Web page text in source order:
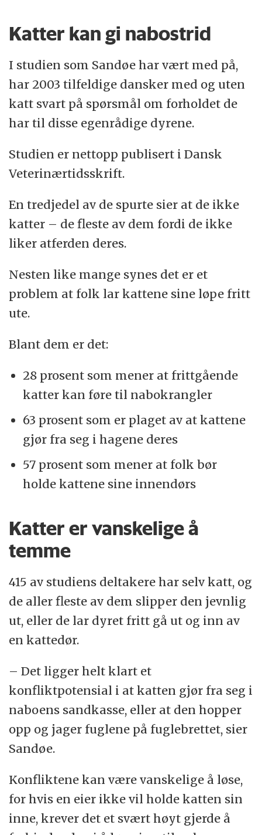
Katter kan gi nabostrid
I studien som Sandøe har vært med på,
har 2003 tilfeldige dansker med og uten
katt svart på spørsmål om forholdet de
har til disse egenrådige dyrene.
Studien er nettopp publisert i Dansk
Veterinærtidsskrift.
En tredjedel av de spurte sier at de ikke
katter – de fleste av dem fordi de ikke
liker atferden deres.
Nesten like mange synes det er et
problem at folk lar kattene sine løpe fritt
ute.
Blant dem er det:
28 prosent som mener at frittgående
katter kan føre til nabokrangler
63 prosent som er plaget av at kattene
gjør fra seg i hagene deres
57 prosent som mener at folk bør
holde kattene sine innendørs
Katter er vanskelige å
temme
415 av studiens deltakere har selv katt, og
de aller fleste av dem slipper den jevnlig
ut, eller de lar dyret fritt gå ut og inn av
en kattedør.
– Det ligger helt klart et
konfliktpotensial i at katten gjør fra seg i
naboens sandkasse, eller at den hopper
opp og jager fuglene på fuglebrettet, sier
Sandøe.
Konfliktene kan være vanskelige å løse,
for hvis en eier ikke vil holde katten sin
inne, krever det et svært høyt gjerde å